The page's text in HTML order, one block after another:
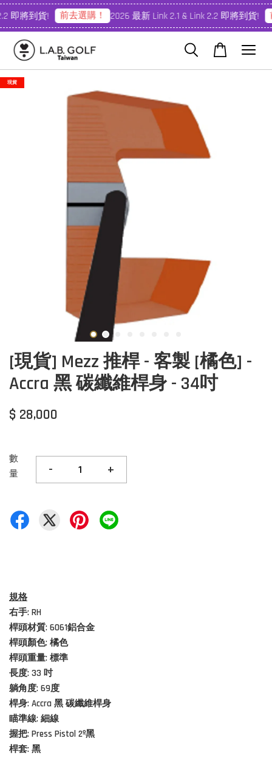
即將到貨! 前去選購！ 2026 最新 Link 2.1 & Link 2.2 即將到貨!
現貨
[現貨] Mezz 推桿 - 客製 [橘色] -
Accra 黑 碳纖維桿身 - 34吋
$ 28,000
數
量
- +
規格
右手: RH
桿頭材質: 6061鋁合金
桿頭顏色: 橘色
桿頭重量: 標準
長度: 33 吋
躺角度: 69度
桿身: Accra 黑 碳纖維桿身
瞄準線: 細線
握把: Press Pistol 2º黑
桿套: 黑